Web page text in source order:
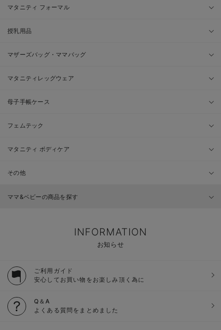
マタニティ フォーマル
授乳用品
マザーズバッグ・ママバッグ
マタニティレッグウェア
母子手帳ケース
フェムテック
マタニティ ボディケア
その他
ママ&ベビーの商品を探す
INFORMATION
お知らせ
ご利用ガイド
安心してお買い物をお楽しみ頂く為に
Q＆A
よくある質問をまとめました